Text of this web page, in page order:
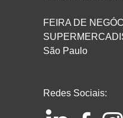
FEIRA DE
São Paulo
Redes Sociais: